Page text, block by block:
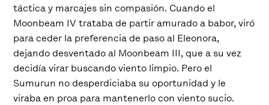
táctica y marcajes sin compasión. Cuando el
Moonbeam IV trataba de partir amurado a babor, viró
para ceder la preferencia de paso al Eleonora,
dejando desventado al Moonbeam III, que a su vez
decidía virar buscando viento limpio. Pero el
Sumurun no desperdiciaba su oportunidad y le
viraba en proa para mantenerlo con viento sucio.